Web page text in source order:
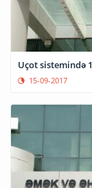
Uçot sistemində
15-09-2017